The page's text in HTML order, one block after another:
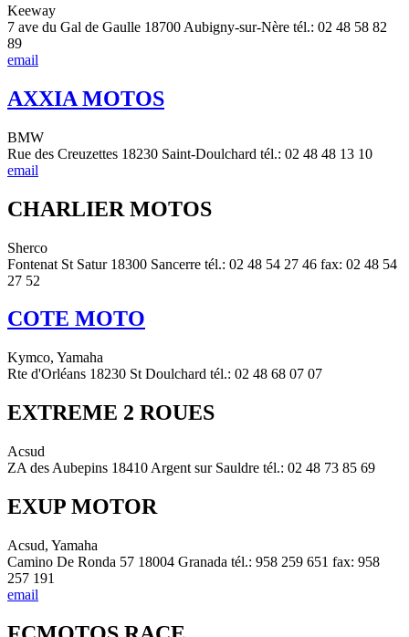
Keeway
7 ave du Gal de Gaulle 18700 Aubigny-sur-Nère tél.: 02 48 58 82
89
email
AXXIA MOTOS
BMW
Rue des Creuzettes 18230 Saint-Doulchard tél.: 02 48 48 13 10
email
CHARLIER MOTOS
Sherco
Fontenat St Satur 18300 Sancerre tél.: 02 48 54 27 46 fax: 02 48 54
27 52
COTE MOTO
Kymco, Yamaha
Rte d'Orléans 18230 St Doulchard tél.: 02 48 68 07 07
EXTREME 2 ROUES
Acsud
ZA des Aubepins 18410 Argent sur Sauldre tél.: 02 48 73 85 69
EXUP MOTOR
Acsud, Yamaha
Camino De Ronda 57 18004 Granada tél.: 958 259 651 fax: 958
257 191
email